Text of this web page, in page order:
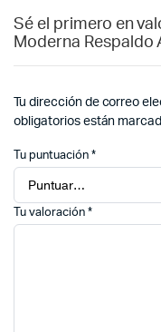
Sé el primero en
Moderna Respaldo
Tu dirección de correo
obligatorios están
Tu puntuación *
Tu valoración *